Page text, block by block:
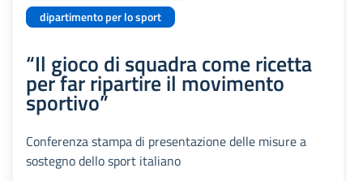
dipartimento per lo sport
“Il gioco di squadra come ricetta
per far ripartire il movimento
sportivo”
Conferenza stampa di presentazione delle misure a
sostegno dello sport italiano